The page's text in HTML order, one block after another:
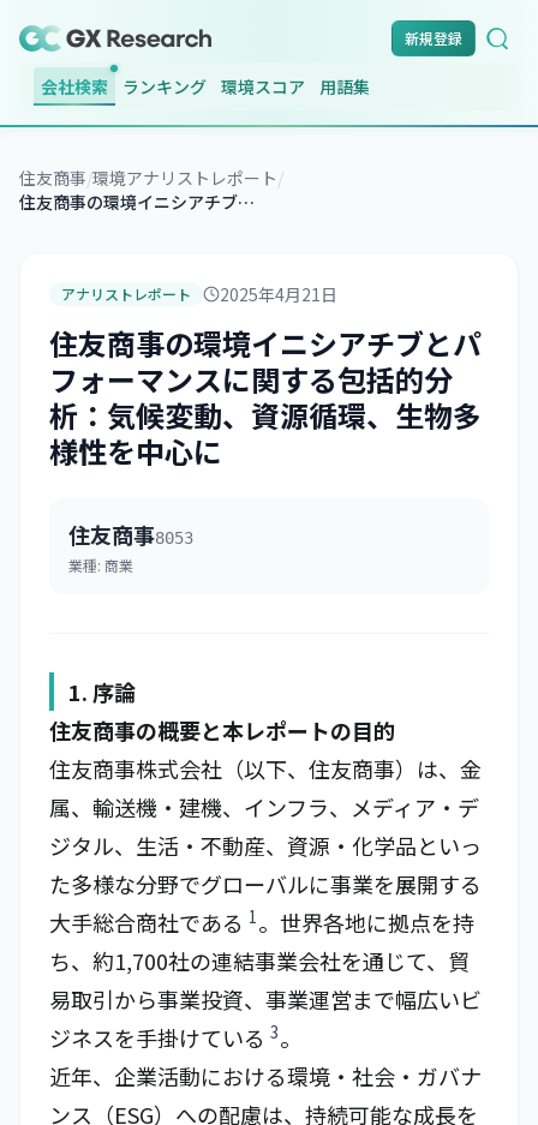
新規登録
会社検索 ランキング 環境スコア 用語集
住友商事/環境アナリストレポート/
住友商事の環境イニシアチブとパフォーマンスに関する包括的分析：気候変動、資源循環、生物多様性を中心に
アナリストレポート 2025年4月21日
住友商事の環境イニシアチブとパ
フォーマンスに関する包括的分
析：気候変動、資源循環、生物多
様性を中心に
住友商事8053
業種: 商業
1. 序論
住友商事の概要と本レポートの目的
住友商事株式会社（以下、住友商事）は、金
属、輸送機・建機、インフラ、メディア・デ
ジタル、生活・不動産、資源・化学品といっ
た多様な分野でグローバルに事業を展開する
大手総合商社である 1。世界各地に拠点を持
ち、約1,700社の連結事業会社を通じて、貿
易取引から事業投資、事業運営まで幅広いビ
ジネスを手掛けている 3。
近年、企業活動における環境・社会・ガバナ
ンス（ESG）への配慮は、持続可能な成長を